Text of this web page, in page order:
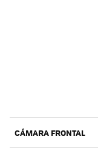
CÁMARA FRONTAL